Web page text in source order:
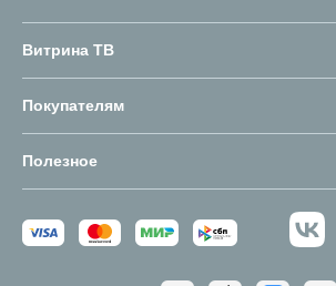
Витрина ТВ
Покупателям
Полезное